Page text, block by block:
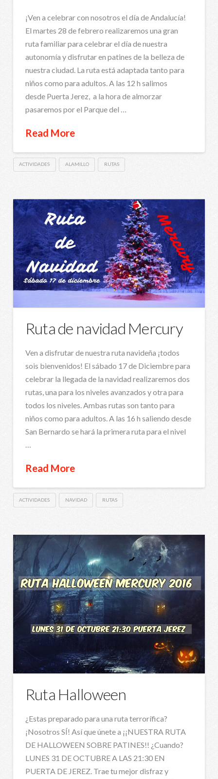
¡Ven a celebrar con nosotros el día de Andalucía!
El martes 28 de febrero realizaremos una gran
ruta familiar para celebrar el día de nuestra
autonomía y disfrutar en patines de la belleza de
nuestra ciudad. La ruta está adaptada tanto para
niños como para adultos. A las 12 h salimos
desde Puerta Jerez, a la hora de almorzar
pasaremos por el Parque del …
Read More
ACTIVIDADES ALAMILLO RUTAS
Ruta de navidad Mercury
Ven a disfrutar de nuestra ruta navideña ¡todos
sois bienvenidos! El sábado 17 de Diciembre para
celebrar la llegada de la navidad realizaremos dos
rutas, una para los niveles avanzados y otra para
todos los niveles. Ambas rutas son tanto para
niños como para adultos. A las 16 h saliendo desde
San Bernardo se hará la primera ruta para el nivel
…
Read More
ACTIVIDADES NAVIDAD RUTAS
Ruta Halloween
¿Estas preparado para una ruta terrorífica?
¡Nosotros SÍ! Así que únete a ¡¡NUESTRA RUTA
DE HALLOWEEN SOBRE PATINES!! ¿Cuando?
LUNES 31 DE OCTUBRE A LAS 21:30 EN
PUERTA DE JEREZ. Trae tu mejor disfraz y